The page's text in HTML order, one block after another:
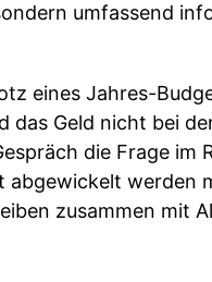
umfassend
eines Jahres-
das Geld nicht bei
die Frage im
werden
zusammen mit